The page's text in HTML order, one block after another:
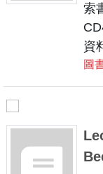
索
資
圖